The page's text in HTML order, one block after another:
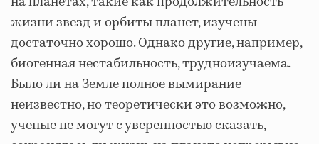
жизни звезд и орбиты планет, изучены
достаточно хорошо. Однако другие, например,
биогенная нестабильность, трудноизучаема.
Было ли на Земле полное вымирание
неизвестно, но теоретически это возможно,
ученые не могут с уверенностью сказать,